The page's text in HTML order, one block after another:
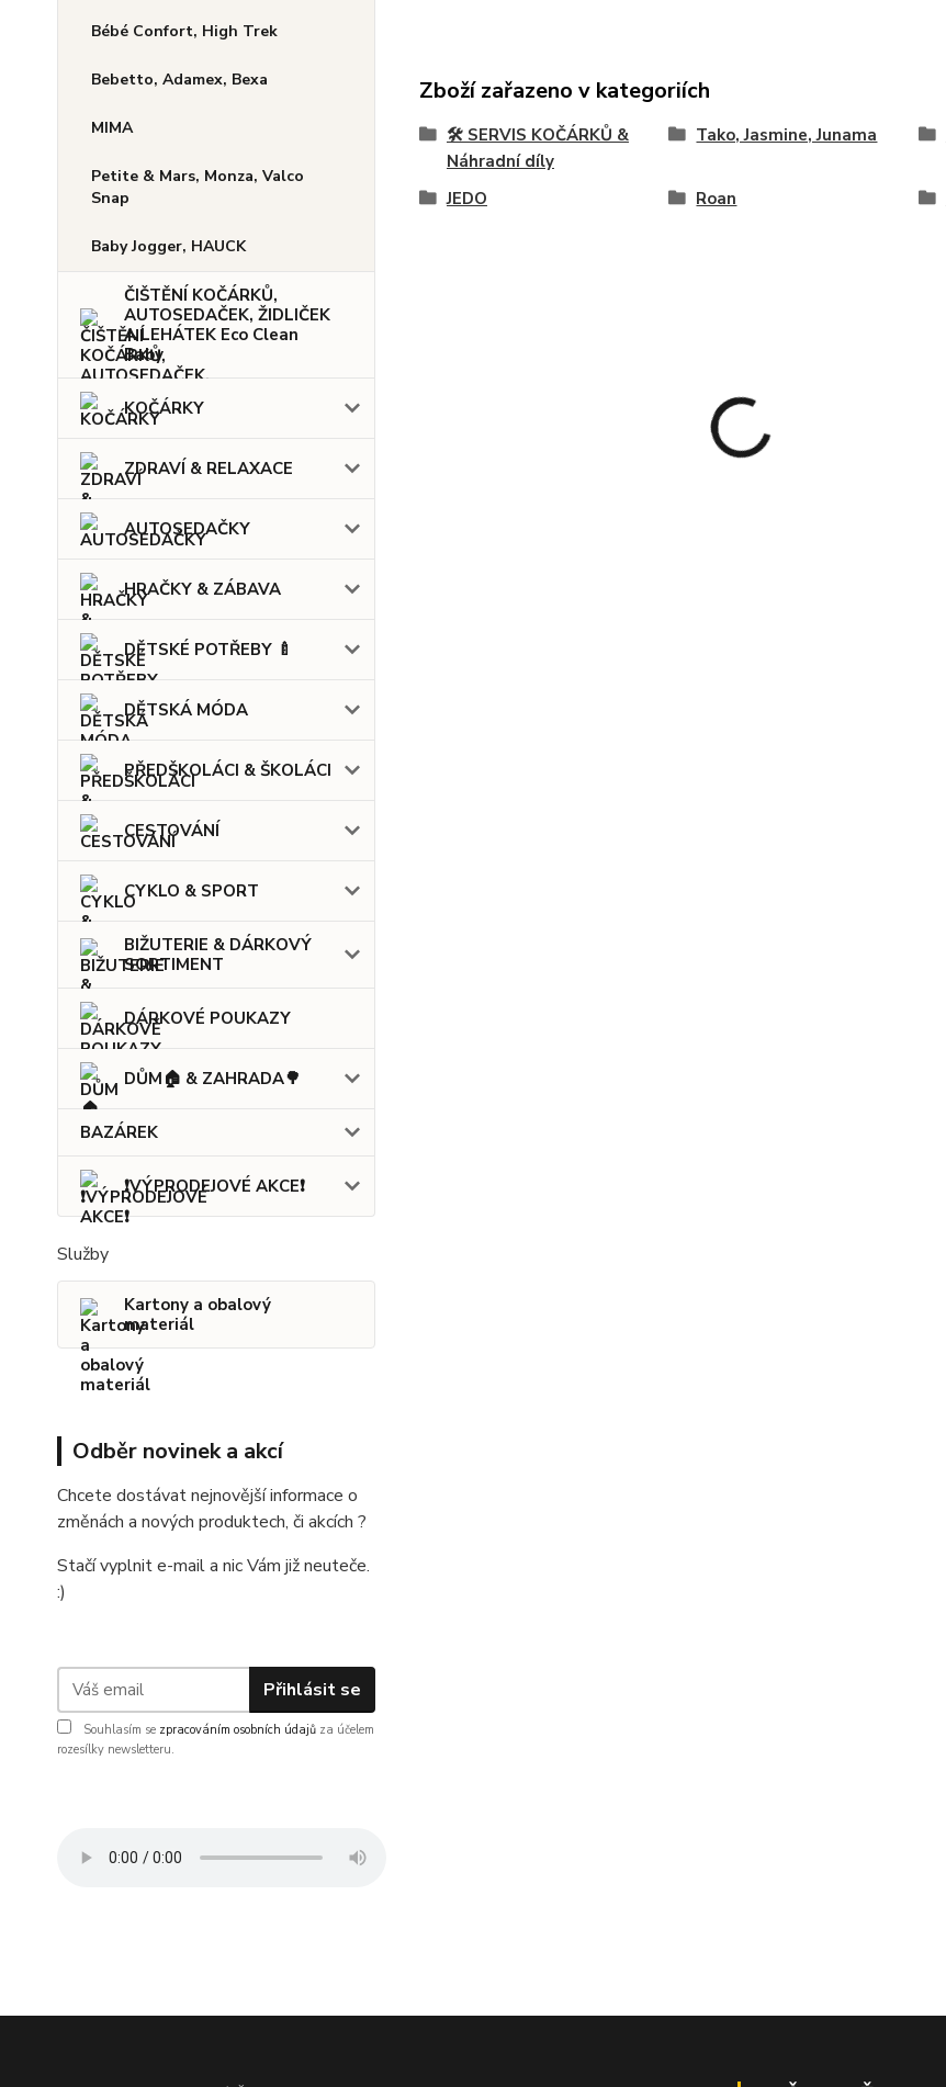
Bébé Confort, High Trek
Bebetto, Adamex, Bexa
MIMA
Petite & Mars, Monza, Valco
Snap
Baby Jogger, HAUCK
ČIŠTĚNÍ KOČÁRKŮ,
AUTOSEDAČEK, ŽIDLIČEK
A LEHÁTEK Eco Clean
Baby
KOČÁRKY
ZDRAVÍ & RELAXACE
AUTOSEDAČKY
HRAČKY & ZÁBAVA
DĚTSKÉ POTŘEBY 🍼
DĚTSKÁ MÓDA
PŘEDŠKOLÁCI & ŠKOLÁCI
CESTOVÁNÍ
CYKLO & SPORT
BIŽUTERIE & DÁRKOVÝ
SORTIMENT
DÁRKOVÉ POUKAZY
DŮM🏠 & ZAHRADA🌳
BAZÁREK
❗VÝPRODEJOVÉ AKCE❗
Služby
Kartony a obalový
materiál
Odběr novinek a akcí
Chcete dostávat nejnovější informace o
změnách a nových produktech, či akcích ?
Stačí vyplnit e-mail a nic Vám již neuteče.
:)
Přihlásit se
Souhlasím se zpracováním osobních údajů za účelem
rozesílky newsletteru.
Zboží zařazeno v kategoriích
🛠️ SERVIS KOČÁRKŮ &
Náhradní díly
Tako, Jasmine, Junama
JEDO
Roan